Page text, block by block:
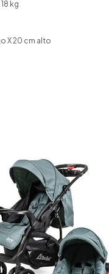
kg
X 20 cm alto